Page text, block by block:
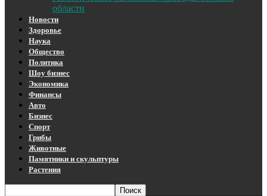
области
Новости
Здоровье
Наука
Общество
Политика
Шоу бизнес
Экономика
Финансы
Авто
Бизнес
Спорт
Грибы
Животные
Памятники и скульптуры
Растения